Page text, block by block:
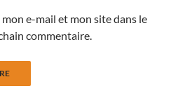
e-mail et mon site dans le
commentaire.